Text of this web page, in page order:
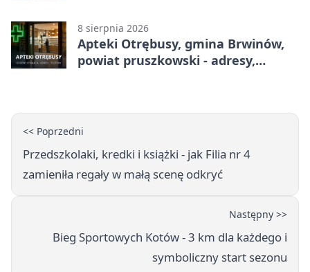
8 sierpnia 2026
Apteki Otrębusy, gmina Brwinów,
powiat pruszkowski - adresy,
<< Poprzedni
Przedszkolaki, kredki i książki - jak Filia nr 4
zamieniła regały w małą scenę odkryć
Następny >>
Bieg Sportowych Kotów - 3 km dla każdego i
symboliczny start sezonu